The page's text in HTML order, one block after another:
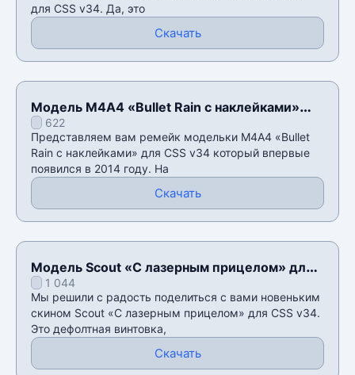
для CSS v34. Да, это
Скачать
Модель М4А4 «Bullet Rain с наклейками»
для CSS v34
622
Представляем вам ремейк модельки М4А4 «Bullet
Rain с наклейками» для CSS v34 который впервые
появился в 2014 году. На
Скачать
Модель Scout «С лазерным прицелом» для
CSS v34
1 044
Мы решили с радость поделиться с вами новеньким
скином Scout «С лазерным прицелом» для CSS v34.
Это дефолтная винтовка,
Скачать